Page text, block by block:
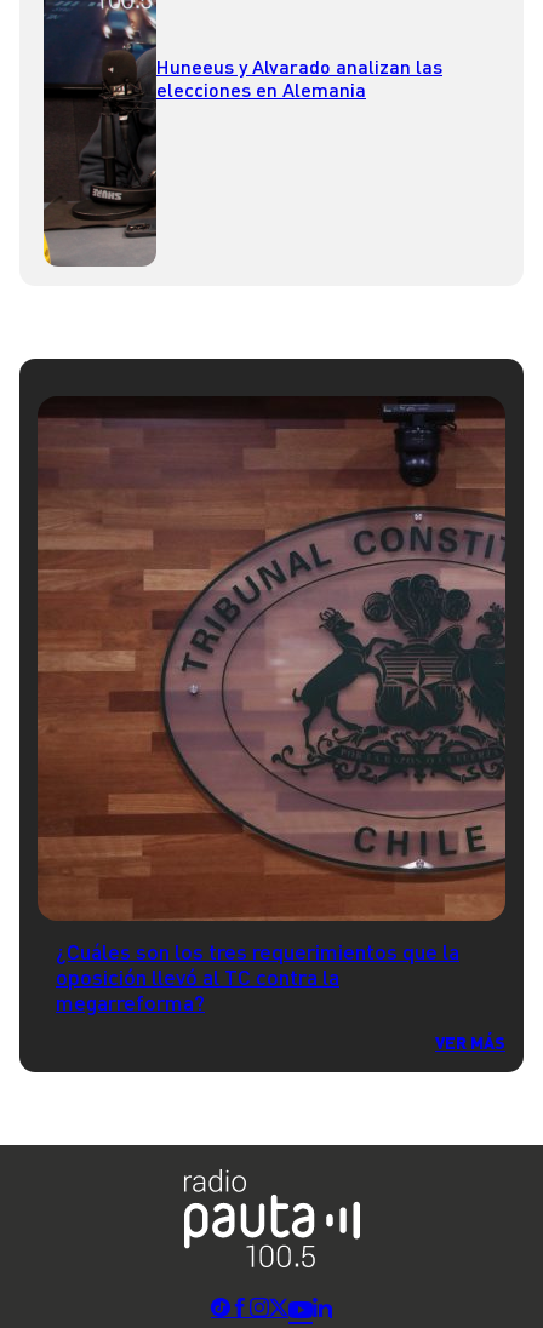
Huneeus y Alvarado analizan las
elecciones en Alemania
¿Cuáles son los tres requerimientos que la
oposición llevó al TC contra la
megarreforma?
VER MÁS